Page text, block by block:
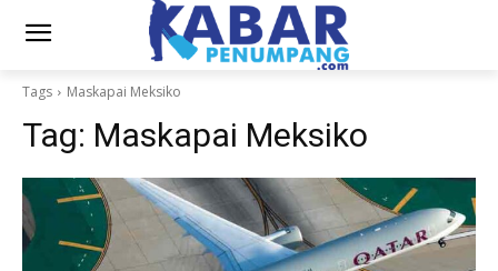
Tags Maskapai Meksiko
Tag: Maskapai Meksiko